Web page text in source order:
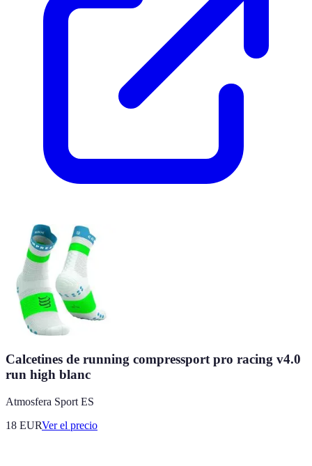
Calcetines de running compressport pro racing v4.0
run high blanc
Atmosfera Sport ES
18 EURVer el precio